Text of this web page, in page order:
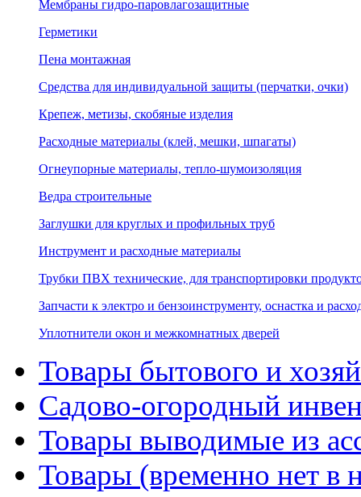
Мембраны гидро-паровлагозащитные
Герметики
Пена монтажная
Средства для индивидуальной защиты (перчатки, очки)
Крепеж, метизы, скобяные изделия
Расходные материалы (клей, мешки, шпагаты)
Огнеупорные материалы, тепло-шумоизоляция
Ведра строительные
Заглушки для круглых и профильных труб
Инструмент и расходные материалы
Трубки ПВХ технические, для транспортировки
Запчасти к электро и бензоинструменту, оснастка и
Уплотнители окон и межкомнатных дверей
Товары бытового и
Садово-огородный
Товары выводимые из
Товары (временно нет в